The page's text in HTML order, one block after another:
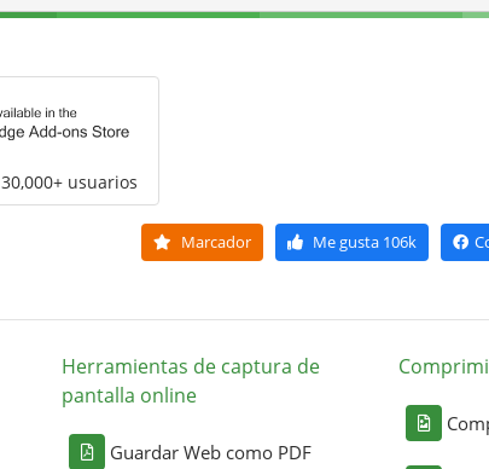
30,000+ usuarios
Marcador Me gusta106k
Herramientas de captura de
pantalla online
Guardar Web como PDF